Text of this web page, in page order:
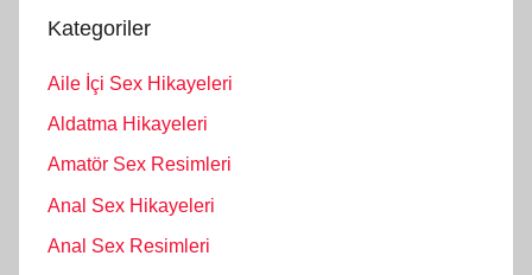
Kategoriler
Aile İçi Sex Hikayeleri
Aldatma Hikayeleri
Amatör Sex Resimleri
Anal Sex Hikayeleri
Anal Sex Resimleri